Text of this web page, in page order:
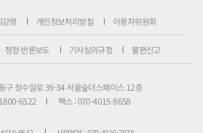
강령 개인정보처리방침 이용자위원회
정정·반론보도 기사심의규정 불편신고
구 성수일로 39-34 서울숲더스페이스 12층
6522
팩스 : 070-4015-8658